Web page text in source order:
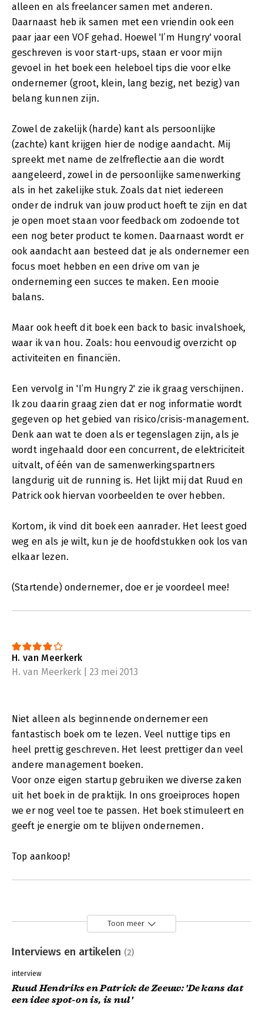
alleen en als freelancer samen met anderen.
Daarnaast heb ik samen met een vriendin ook een
paar jaar een VOF gehad. Hoewel 'I’m Hungry' vooral
geschreven is voor start-ups, staan er voor mijn
gevoel in het boek een heleboel tips die voor elke
ondernemer (groot, klein, lang bezig, net bezig) van
belang kunnen zijn.
Zowel de zakelijk (harde) kant als persoonlijke
(zachte) kant krijgen hier de nodige aandacht. Mij
spreekt met name de zelfreflectie aan die wordt
aangeleerd, zowel in de persoonlijke samenwerking
als in het zakelijke stuk. Zoals dat niet iedereen
onder de indruk van jouw product hoeft te zijn en dat
je open moet staan voor feedback om zodoende tot
een nog beter product te komen. Daarnaast wordt er
ook aandacht aan besteed dat je als ondernemer een
focus moet hebben en een drive om van je
onderneming een succes te maken. Een mooie
balans.
Maar ook heeft dit boek een back to basic invalshoek,
waar ik van hou. Zoals: hou eenvoudig overzicht op
activiteiten en financiën.
Een vervolg in 'I’m Hungry 2' zie ik graag verschijnen.
Ik zou daarin graag zien dat er nog informatie wordt
gegeven op het gebied van risico/crisis-management.
Denk aan wat te doen als er tegenslagen zijn, als je
wordt ingehaald door een concurrent, de elektriciteit
uitvalt, of één van de samenwerkingspartners
langdurig uit de running is. Het lijkt mij dat Ruud en
Patrick ook hiervan voorbeelden te over hebben.
Kortom, ik vind dit boek een aanrader. Het leest goed
weg en als je wilt, kun je de hoofdstukken ook los van
elkaar lezen.
(Startende) ondernemer, doe er je voordeel mee!
H. van Meerkerk
H. van Meerkerk | 23 mei 2013
Niet alleen als beginnende ondernemer een
fantastisch boek om te lezen. Veel nuttige tips en
heel prettig geschreven. Het leest prettiger dan veel
andere management boeken.
Voor onze eigen startup gebruiken we diverse zaken
uit het boek in de praktijk. In ons groeiproces hopen
we er nog veel toe te passen. Het boek stimuleert en
geeft je energie om te blijven ondernemen.
Top aankoop!
Toon meer
Interviews en artikelen (2)
interview
Ruud Hendriks en Patrick de Zeeuw: 'De kans dat
een idee spot-on is, is nul'